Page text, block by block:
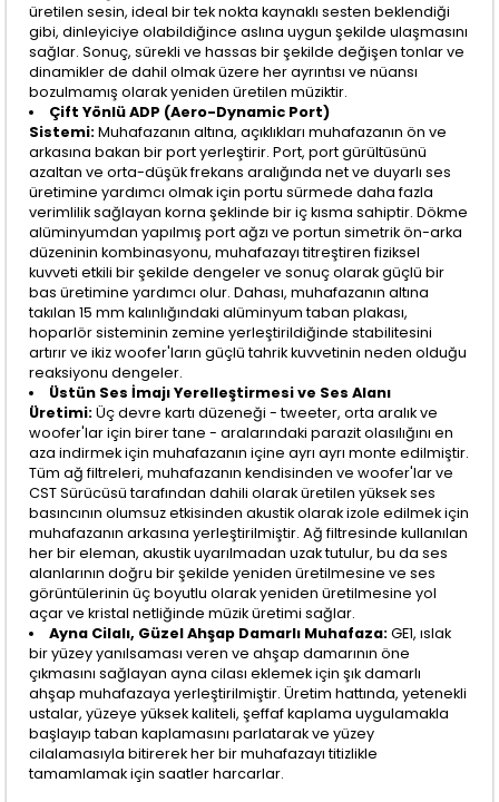
üretilen sesin, ideal bir tek nokta kaynaklı sesten beklendiği
gibi, dinleyiciye olabildiğince aslına uygun şekilde ulaşmasını
sağlar. Sonuç, sürekli ve hassas bir şekilde değişen tonlar ve
dinamikler de dahil olmak üzere her ayrıntısı ve nüansı
bozulmamış olarak yeniden üretilen müziktir.
Çift Yönlü ADP (Aero-Dynamic Port)
Sistemi:Muhafazanın altına, açıklıkları muhafazanın ön ve
arkasına bakan bir port yerleştirir. Port, port gürültüsünü
azaltan ve orta-düşük frekans aralığında net ve duyarlı ses
üretimine yardımcı olmak için portu sürmede daha fazla
verimlilik sağlayan korna şeklinde bir iç kısma sahiptir. Dökme
alüminyumdan yapılmış port ağzı ve portun simetrik ön-arka
düzeninin kombinasyonu, muhafazayı titreştiren fiziksel
kuvveti etkili bir şekilde dengeler ve sonuç olarak güçlü bir
bas üretimine yardımcı olur. Dahası, muhafazanın altına
takılan 15 mm kalınlığındaki alüminyum taban plakası,
hoparlör sisteminin zemine yerleştirildiğinde stabilitesini
artırır ve ikiz woofer'ların güçlü tahrik kuvvetinin neden olduğu
reaksiyonu dengeler.
Üstün Ses İmajı Yerelleştirmesi ve Ses Alanı
Üretimi:Üç devre kartı düzeneği - tweeter, orta aralık ve
woofer'lar için birer tane - aralarındaki parazit olasılığını en
aza indirmek için muhafazanın içine ayrı ayrı monte edilmiştir.
Tüm ağ filtreleri, muhafazanın kendisinden ve woofer'lar ve
CST Sürücüsü tarafından dahili olarak üretilen yüksek ses
basıncının olumsuz etkisinden akustik olarak izole edilmek için
muhafazanın arkasına yerleştirilmiştir. Ağ filtresinde kullanılan
her bir eleman, akustik uyarılmadan uzak tutulur, bu da ses
alanlarının doğru bir şekilde yeniden üretilmesine ve ses
görüntülerinin üç boyutlu olarak yeniden üretilmesine yol
açar ve kristal netliğinde müzik üretimi sağlar.
Ayna Cilalı, Güzel Ahşap Damarlı Muhafaza:GE1, ıslak
bir yüzey yanılsaması veren ve ahşap damarının öne
çıkmasını sağlayan ayna cilası eklemek için şık damarlı
ahşap muhafazaya yerleştirilmiştir. Üretim hattında, yetenekli
ustalar, yüzeye yüksek kaliteli, şeffaf kaplama uygulamakla
başlayıp taban kaplamasını parlatarak ve yüzey
cilalamasıyla bitirerek her bir muhafazayı titizlikle
tamamlamak için saatler harcarlar.